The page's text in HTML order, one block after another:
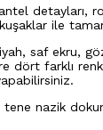
detayları,
ile
saf ekru,
dört farklı
nazik